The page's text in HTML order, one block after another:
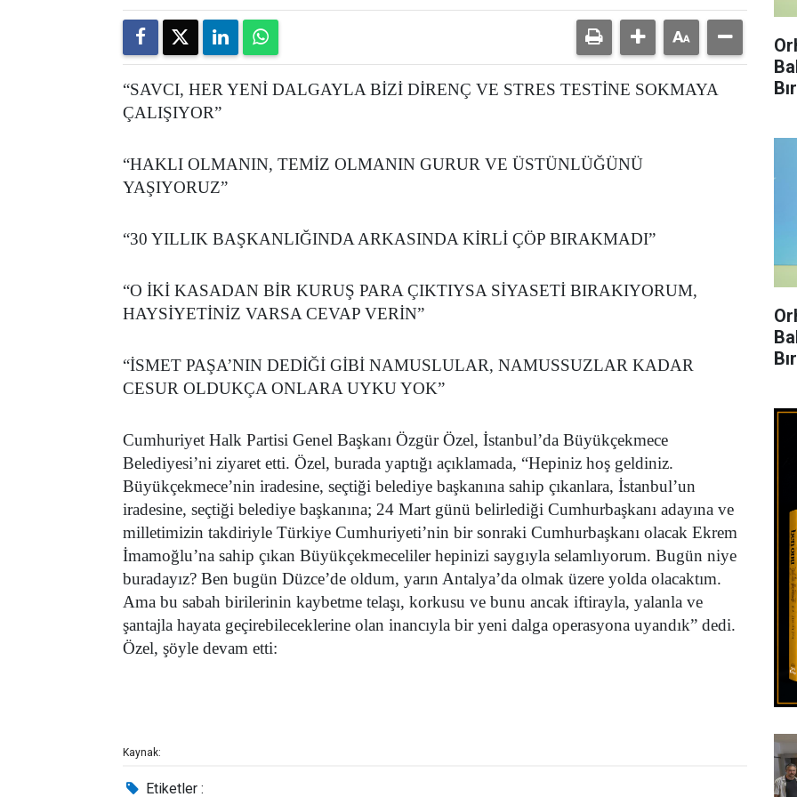
“SAVCI, HER YENİ DALGAYLA BİZİ DİRENÇ VE STRES TESTİNE SOKMAYA
ÇALIŞIYOR”
“HAKLI OLMANIN, TEMİZ OLMANIN GURUR VE ÜSTÜNLÜĞÜNÜ
YAŞIYORUZ”
“30 YILLIK BAŞKANLIĞINDA ARKASINDA KİRLİ ÇÖP BIRAKMADI”
“O İKİ KASADAN BİR KURUŞ PARA ÇIKTIYSA SİYASETİ BIRAKIYORUM,
HAYSİYETİNİZ VARSA CEVAP VERİN”
“İSMET PAŞA’NIN DEDİĞİ GİBİ NAMUSLULAR, NAMUSSUZLAR KADAR
CESUR OLDUKÇA ONLARA UYKU YOK”
Cumhuriyet Halk Partisi Genel Başkanı Özgür Özel, İstanbul’da Büyükçekmece
Belediyesi’ni ziyaret etti. Özel, burada yaptığı açıklamada, “Hepiniz hoş geldiniz.
Büyükçekmece’nin iradesine, seçtiği belediye başkanına sahip çıkanlara, İstanbul’un
iradesine, seçtiği belediye başkanına; 24 Mart günü belirlediği Cumhurbaşkanı adayına ve
milletimizin takdiriyle Türkiye Cumhuriyeti’nin bir sonraki Cumhurbaşkanı olacak Ekrem
İmamoğlu’na sahip çıkan Büyükçekmeceliler hepinizi saygıyla selamlıyorum. Bugün niye
buradayız? Ben bugün Düzce’de oldum, yarın Antalya’da olmak üzere yolda olacaktım.
Ama bu sabah birilerinin kaybetme telaşı, korkusu ve bunu ancak iftirayla, yalanla ve
şantajla hayata geçirebileceklerine olan inancıyla bir yeni dalga operasyona uyandık” dedi.
Özel, şöyle devam etti:
Kaynak:
Etiketler :